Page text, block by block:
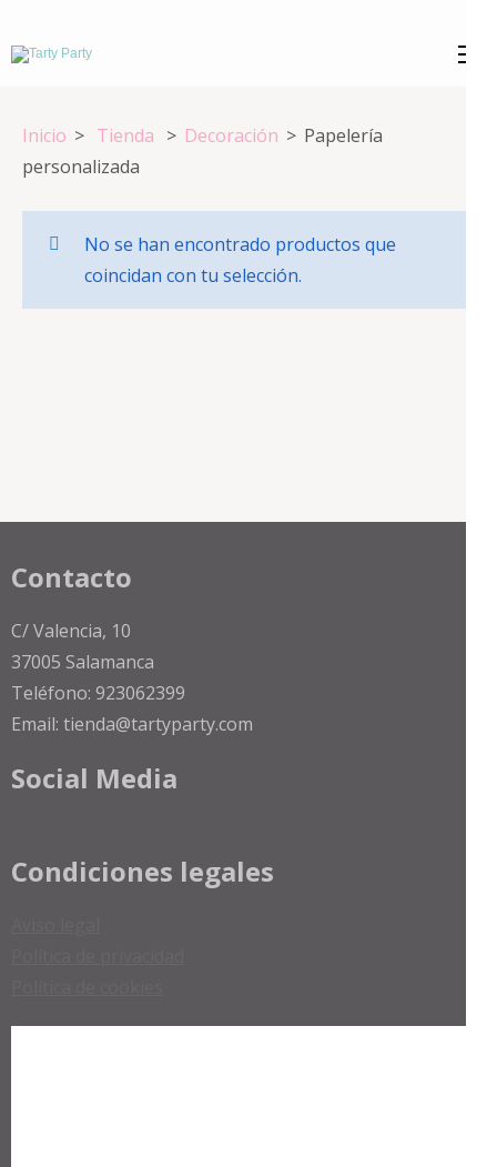
al
tecla
Inicio > Tienda > Decoración > Papelería
personalizada
No se han encontrado productos que
coincidan con tu selección.
Contacto
C/ Valencia, 10
37005 Salamanca
Teléfono: 923062399
Email: tienda@tartyparty.com
Social Media
Condiciones legales